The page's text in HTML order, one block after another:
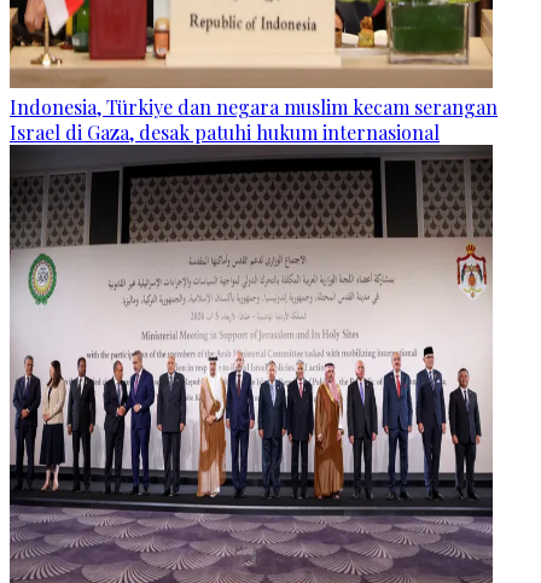
Indonesia, Türkiye dan negara muslim kecam serangan
Israel di Gaza, desak patuhi hukum internasional